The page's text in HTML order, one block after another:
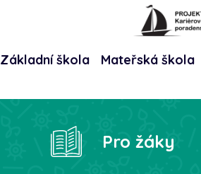
Základní škola Mateřská škola
Pro žáky